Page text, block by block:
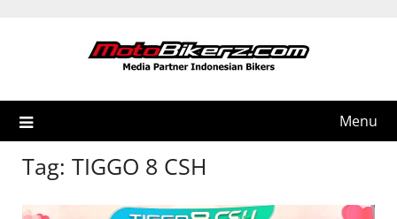
Menu
Tag: TIGGO 8 CSH